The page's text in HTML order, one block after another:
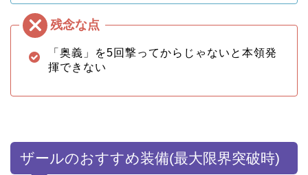
「奥義」を5回撃ってからじゃないと本領発
揮できない
ザールのおすすめ装備(最大限界突破時)